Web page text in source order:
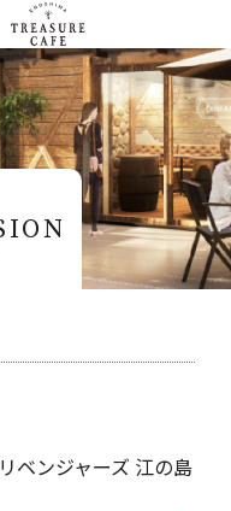
ベンジャーズ 江の島